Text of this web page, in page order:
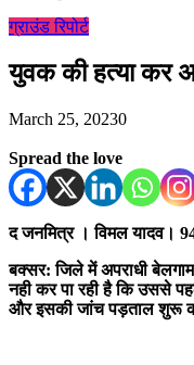
ग्राउंड रिपोर्ट
युवक की हत्या कर
March 25, 20230
Spread the love
द जनमित्र । विमल यादव।
बक्सर: जिले में अपराधी
नही कर पा रही है कि उससे
और इसकी जांच पड़ताल शुरू कर